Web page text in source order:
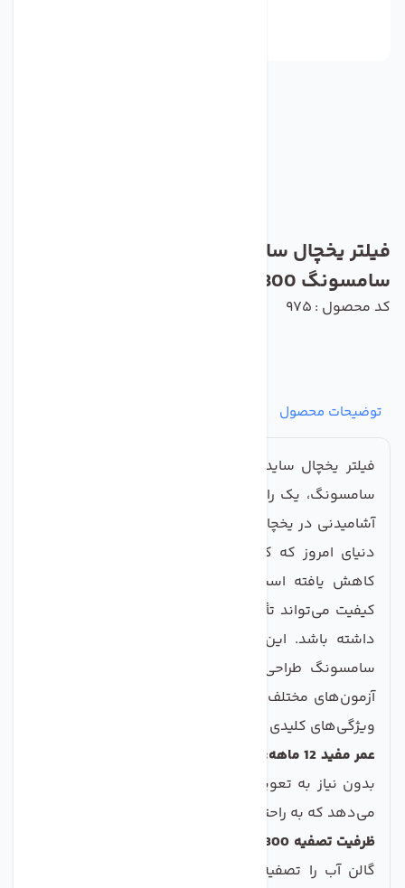
فیلتر یخچال ساید بای ساید لیوانی ( داخلی )
سامسونگ DA29-800
کد محصول : 975
توضیحات محصول
فیلتر یخچال ساید بای ساید مدل فیلتر لیوانی (داخلی)
سامسونگ، یک راه‌حل کارآمد برای اطمینان از کیفیت آب
آشامیدنی در یخچال‌های ساید بای ساید است. به ویژه در
دنیای امروز که کیفیت آب در شهرهای بزرگ به شدت
کاهش یافته است، استفاده از یک فیلتر مطمئن و با
کیفیت می‌تواند تأثیر زیادی بر بهبود طعم و سلامت آب
داشته باشد. این فیلتر به طور خاص برای یخچال‌های
سامسونگ طراحی شده است و به راحتی می‌تواند در
آزمون‌های مختلف عملکرد خود را ثابت کند. این محصول
ویژگی‌های کلیدی زیر را داراست:
عمر مفید 12 ماهه:
بدون نیاز به تعویض عمل کند که به شما این امکان را
می‌دهد که به راحتی از آب سالم و باکیفیت استفاده کنید.
ظرفیت تصفیه 800 گالن آب:
گالن آب را تصفیه کند که به شما اطمینان می‌دهد تا